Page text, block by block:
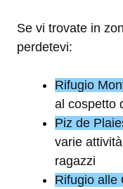
Se vi trovate in
perdetevi:
Rifugio
al cospetto
Piz de
varie
ragazzi
Rifugio alle